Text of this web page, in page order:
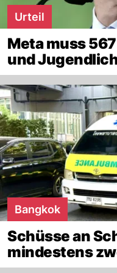
Urteil
Meta muss
und
Bangkok
Schüsse an
mindestens